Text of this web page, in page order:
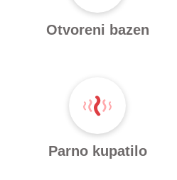
Otvoreni bazen
Parno kupatilo